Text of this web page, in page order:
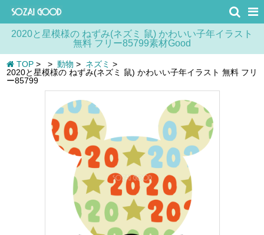
2020と星模様の ねずみ(ネズミ 鼠) かわいい子年イラスト
無料 フリー85799素材Good
TOP > > 動物 > ネズミ >
2020と星模様の ねずみ(ネズミ 鼠) かわいい子年イラスト 無料 フリ
ー85799